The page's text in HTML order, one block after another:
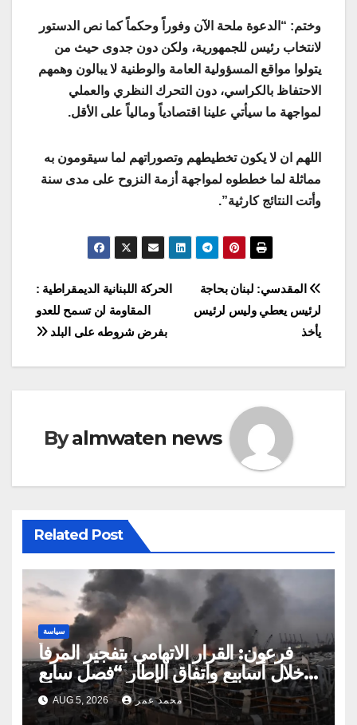
وختم: “الدعوة ملحة الآن وفوراً وحكماً كما نص الدستور
لانتخاب رئيس للجمهورية، ولكن دون جدوى حيث من
يتولوا مواقع المسؤولية العامة والوطنية لا يبالون وهمهم
الاحتفاظ بالكراسي، دون التحرك النظري والعملي
لمواجهة ما سيأتي علينا اقتصادياً ومالياً على الأقل.
اللهم ان لا يكون تخطيطهم وتصوراتهم لما سيقومون به
مماثلة لما خططوه لمواجهة أزمة النزوح على مدى سنة
وأتت النتائج كارثية”.
Post
navigation
الحركة اللبنانية الديمقراطية :
المقاومة لن تسمح للعدو
بفرض شروطه على البلد
‏المقدسي: لبنان بحاجة
لرئيس يعطي وليس لرئيس
يأخذ
Byalmwaten news
Related Post
سياسة
فرعون: القرار الاتهامي بتفجير المرفأ
خلال أسابيع واتفاق الإطار “فصل سابع
ونصف”
AUG 5, 2026 محمد عمر